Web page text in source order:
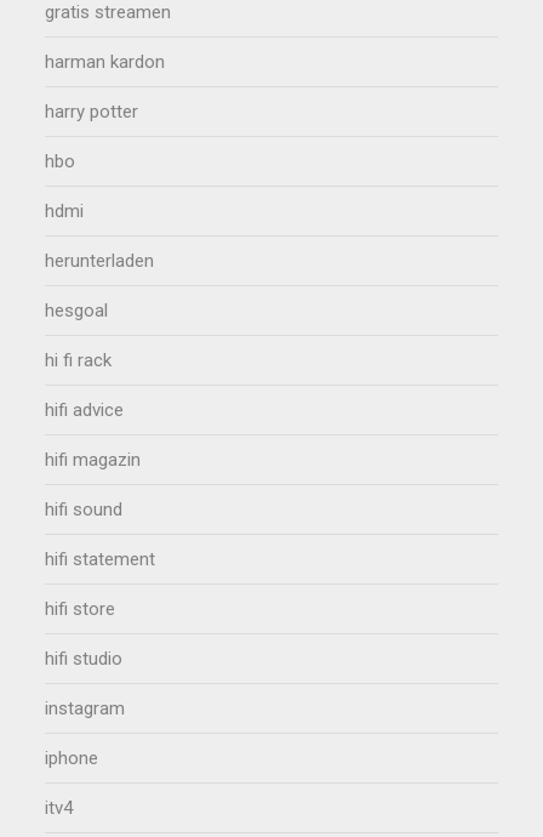
gratis streamen
harman kardon
harry potter
hbo
hdmi
herunterladen
hesgoal
hi fi rack
hifi advice
hifi magazin
hifi sound
hifi statement
hifi store
hifi studio
instagram
iphone
itv4